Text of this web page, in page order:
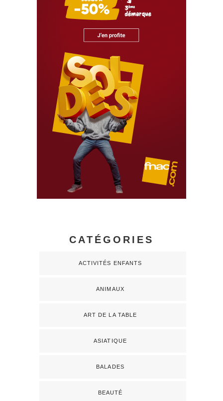
CATÉGORIES
ACTIVITÉS ENFANTS
ANIMAUX
ART DE LA TABLE
ASIATIQUE
BALADES
BEAUTÉ